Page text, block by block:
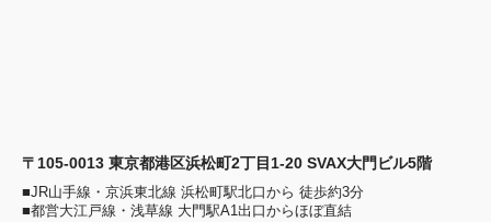
〒105-0013 東京都港区浜松町2丁目1-20 SVAX大門ビル5階
■JR山手線・京浜東北線 浜松町駅北口から 徒歩約3分
■都営大江戸線・浅草線 大門駅A1出口からほぼ直結